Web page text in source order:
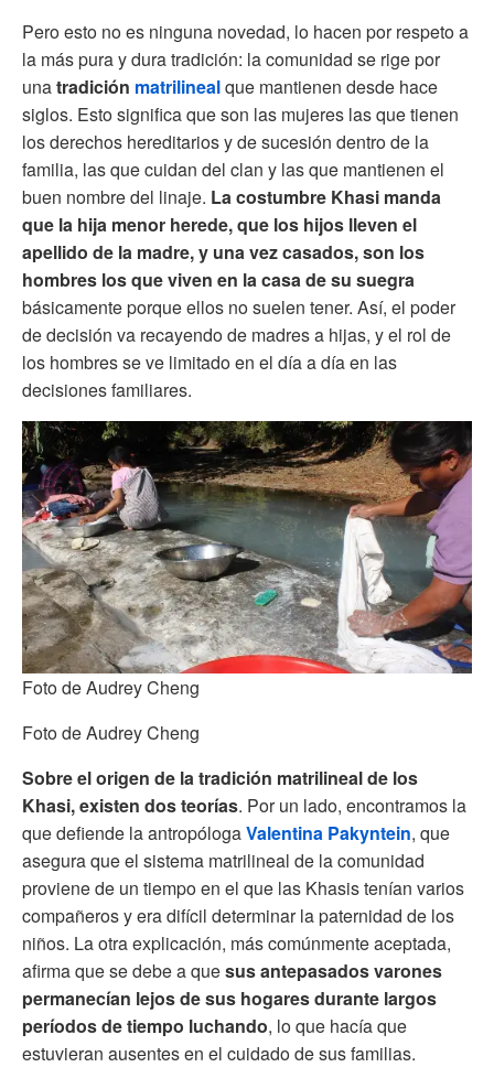
Pero esto no es ninguna novedad, lo hacen por respeto a
la más pura y dura tradición: la comunidad se rige por
unatradición matrilinealque mantienen desde hace
siglos. Esto significa que son las mujeres las que tienen
los derechos hereditarios y de sucesión dentro de la
familia, las que cuidan del clan y las que mantienen el
buen nombre del linaje. La costumbre Khasi manda
que la hija menor herede, que los hijos lleven el
apellido de la madre, y una vez casados, son los
hombres los que viven en la casa de su suegra
básicamente porque ellos no suelen tener. Así, el poder
de decisión va recayendo de madres a hijas, y el rol de
los hombres se ve limitado en el día a día en las
decisiones familiares.
Foto de Audrey Cheng
Foto de Audrey Cheng
Sobre el origen de la tradición matrilineal de los
Khasi, existen dos teorías. Por un lado, encontramos la
que defiende la antropólogaValentina Pakyntein, que
asegura que el sistema matrilineal de la comunidad
proviene de un tiempo en el que las Khasis tenían varios
compañeros y era difícil determinar la paternidad de los
niños. La otra explicación, más comúnmente aceptada,
afirma que se debe a quesus antepasados varones
permanecían lejos de sus hogares durante largos
períodos de tiempo luchando, lo que hacía que
estuvieran ausentes en el cuidado de sus familias.